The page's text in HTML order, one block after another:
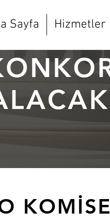
Sayfa Hizmetler